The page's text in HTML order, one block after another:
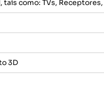
como: TVs,
3D